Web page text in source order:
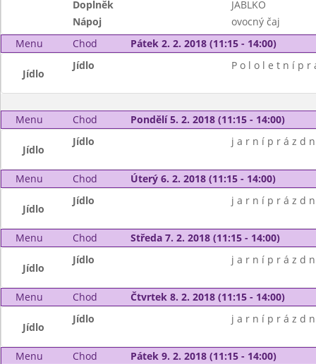
Doplněk
JABLKO
Nápoj
ovocný čaj
Menu
Chod Pátek 2. 2. 2018 (11:15 - 14:00)
Jídlo
Jídlo P o l o l e t n í p r
Menu Chod Pondělí 5. 2. 2018 (11:15 - 14:00)
Jídlo
Jídlo j a r n í p r á z d
Menu Chod Úterý 6. 2. 2018 (11:15 - 14:00)
Jídlo
Jídlo j a r n í p r á z d
Menu Chod Středa 7. 2. 2018 (11:15 - 14:00)
Jídlo
Jídlo j a r n í p r á z d
Menu Chod Čtvrtek 8. 2. 2018 (11:15 - 14:00)
Jídlo
Jídlo j a r n í p r á z d
Menu Chod Pátek 9. 2. 2018 (11:15 - 14:00)